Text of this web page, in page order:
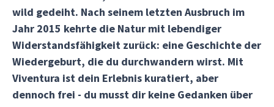
wild gedeiht. Nach seinem letzten Ausbruch im
Jahr 2015 kehrte die Natur mit lebendiger
Widerstandsfähigkeit zurück: eine Geschichte der
Wiedergeburt, die du durchwandern wirst. Mit
Viventura ist dein Erlebnis kuratiert, aber
dennoch frei - du musst dir keine Gedanken über